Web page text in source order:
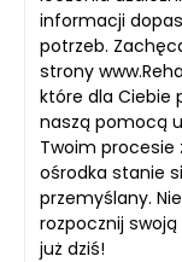
informacji
potrzeb.
strony
które dla Ciebie
naszą pomocą
Twoim procesie
ośrodka stanie
przemyślany.
rozpocznij
już dziś!